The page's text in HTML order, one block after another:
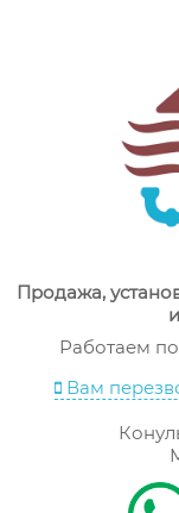
кондиционеров в
ассортимент
осблуживание по
Продажа,
Работаем
Вам